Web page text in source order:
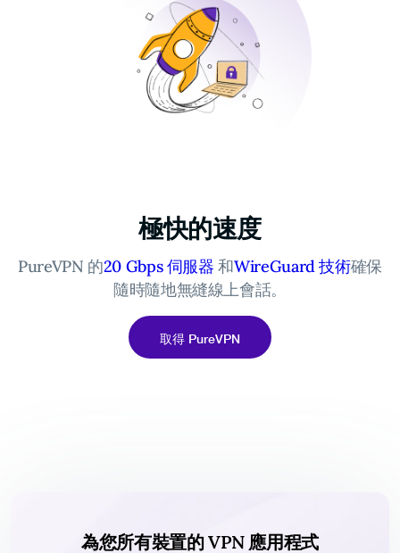
極快的速度
PureVPN 的20 Gbps 伺服器 和WireGuard 技術確保
隨時隨地無縫線上會話。
取得 PureVPN
為您所有裝置的 VPN 應用程式